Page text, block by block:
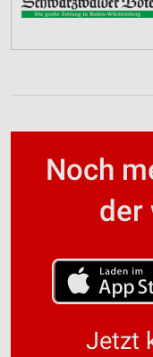
Noch
der
Jetzt